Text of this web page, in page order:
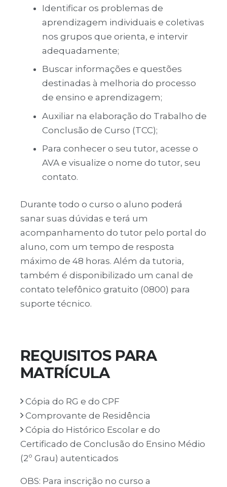
Identificar os problemas de
aprendizagem individuais e coletivas
nos grupos que orienta, e intervir
adequadamente;
Buscar informações e questões
destinadas à melhoria do processo
de ensino e aprendizagem;
Auxiliar na elaboração do Trabalho de
Conclusão de Curso (TCC);
Para conhecer o seu tutor, acesse o
AVA e visualize o nome do tutor, seu
contato.
Durante todo o curso o aluno poderá
sanar suas dúvidas e terá um
acompanhamento do tutor pelo portal do
aluno, com um tempo de resposta
máximo de 48 horas. Além da tutoria,
também é disponibilizado um canal de
contato telefônico gratuito (0800) para
suporte técnico.
REQUISITOS PARA
MATRÍCULA
Cópia do RG e do CPF
Comprovante de Residência
Cópia do Histórico Escolar e do
Certificado de Conclusão do Ensino Médio
(2º Grau) autenticados
OBS: Para inscrição no curso a